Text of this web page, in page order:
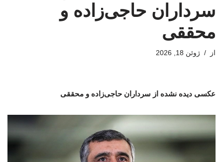
سرداران حاجی‌زاده و
محققی
از ژوئن 18, 2026
عکسی دیده نشده از سرداران حاجی‌زاده و محققی